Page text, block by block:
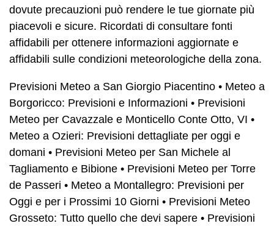
dovute precauzioni può rendere le tue giornate più
piacevoli e sicure. Ricordati di consultare fonti
affidabili per ottenere informazioni aggiornate e
affidabili sulle condizioni meteorologiche della zona.
Previsioni Meteo a San Giorgio Piacentino • Meteo a
Borgoricco: Previsioni e Informazioni • Previsioni
Meteo per Cavazzale e Monticello Conte Otto, VI •
Meteo a Ozieri: Previsioni dettagliate per oggi e
domani • Previsioni Meteo per San Michele al
Tagliamento e Bibione • Previsioni Meteo per Torre
de Passeri • Meteo a Montallegro: Previsioni per
Oggi e per i Prossimi 10 Giorni • Previsioni Meteo
Grosseto: Tutto quello che devi sapere • Previsioni